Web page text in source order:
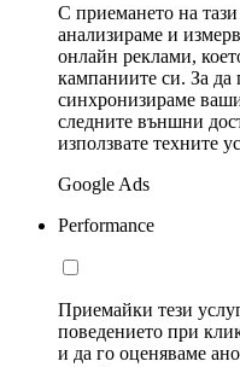
С приемането на
анализираме и
онлайн реклами,
кампаниите си. За да
синхронизираме
следните външни
използвате техните
Google Ads
Performance
Приемайки тези
поведението при
и да го оценяваме